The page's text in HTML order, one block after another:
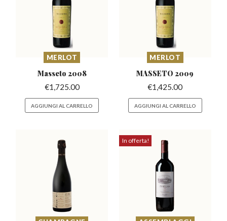
MERLOT
Masseto 2008
€1,725.00
AGGIUNGI AL CARRELLO
MERLOT
MASSETO 2009
€1,425.00
AGGIUNGI AL CARRELLO
In offerta!